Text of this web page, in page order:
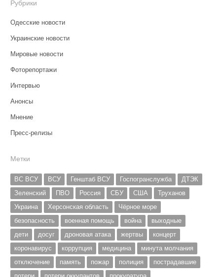
Рубрики
Одесские новости
Украинские новости
Мировые новости
Фоторепортажи
Интервью
Анонсы
Мнение
Пресс-релизы
Метки
ВС ВСУ ВСУ Генштаб ВСУ Госпогранслужба
ДТЭК
Зеленский
ПВО Россия СБУ США
Труханов
Украина
Херсонская область
Чёрное море
безопасность
военная помощь война
выходные
дети
досуг дроновая атака жертвы
концерт
коронавирус
коррупция медицина
минута молчания
отключение
память пожар полиция
пострадавшие